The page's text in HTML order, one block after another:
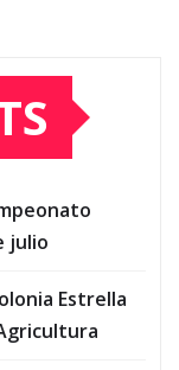
julio
Estrella